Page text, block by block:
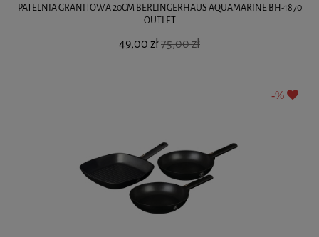
PATELNIA GRANITOWA 20CM BERLINGERHAUS AQUAMARINE BH-1870
OUTLET
49,00 zł75,00 zł